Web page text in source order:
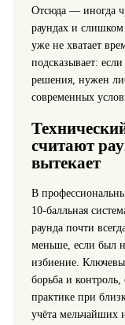
Отсюда — иногда
раундах и слишком
уже не хватает
подсказывает:
решения, нужен
современных
считают
вытекает
В
10‑балльная
раунда почти
меньше, если был
избиение.
борьба и контроль,
практике при
учёта мельчайших